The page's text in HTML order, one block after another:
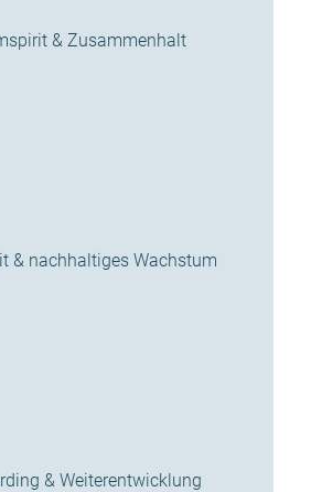
& Zusammenhalt
& nachhaltiges Wachstum
& Weiterentwicklung